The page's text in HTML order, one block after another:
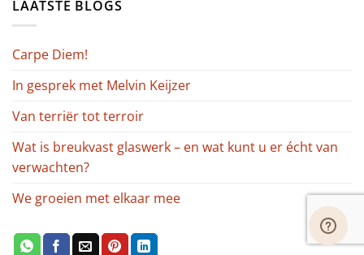
LAATSTE BLOGS
Carpe Diem!
In gesprek met Melvin Keijzer
Van terriër tot terroir
Wat is breukvast glaswerk – en wat kunt u er écht van
verwachten?
We groeien met elkaar mee